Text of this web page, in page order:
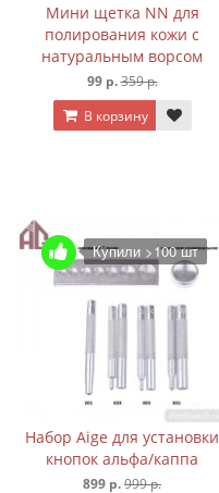
Мини щетка NN для
полирования кожи с
натуральным ворсом
99 р.359 р.
В корзину
Купили >100 шт
Набор Aige для установки
кнопок альфа/каппа
899 р.999 р.